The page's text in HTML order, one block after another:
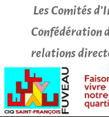
Les Comités
Confédération
relations